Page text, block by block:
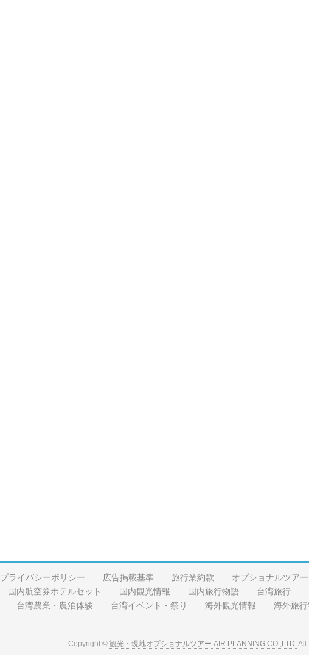
プライバシーポリシー 広告掲載基準 旅行業約款 オプショナルツア
国内航空券ホテルセット 国内観光情報 国内旅行物語 台湾旅行
台湾農業・農泊体験 台湾イベント・祭り 海外観光情報 海外旅
Copyright © 観光・現地オプショナルツアー AIR PLANNING CO.,LTD.All